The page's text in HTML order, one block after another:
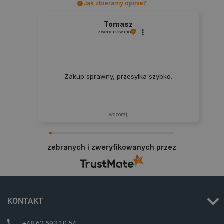
Jak zbieramy opinie?
Tomasz
zweryfikowano
Zakup sprawny, przesyłka szybko.
wczoraj
zebranych i zweryfikowanych przez
KONTAKT